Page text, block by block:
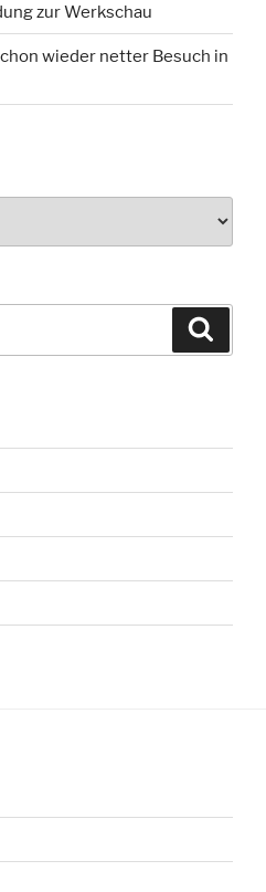
zur Werkschau
wieder netter Besuch in